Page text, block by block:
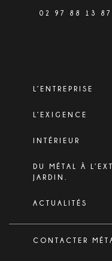
02 97 88 13 87
L’ENTREPRISE
L’EXIGENCE
INTÉRIEUR
DU MÉTAL À
JARDIN.
ACTUALITÉS
CONTACTER